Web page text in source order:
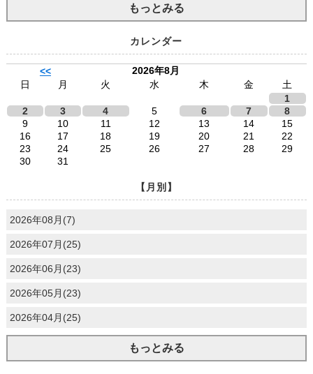
もっとみる
カレンダー
<<
2026年8月
日
月 火 水 木 金
土
1
2
3 4 5 6 7
8
9
10 11 12 13 14
15
16
17 18 19 20 21
22
23
24 25 26 27 28
29
30
31
【月別】
2026年08月(7)
2026年07月(25)
2026年06月(23)
2026年05月(23)
2026年04月(25)
もっとみる